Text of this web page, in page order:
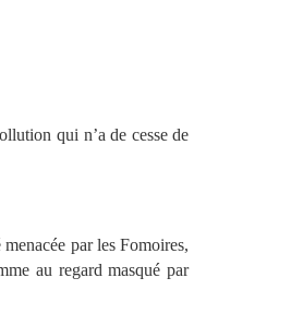
qui n’a de cesse de
par les Fomoires,
au regard masqué par